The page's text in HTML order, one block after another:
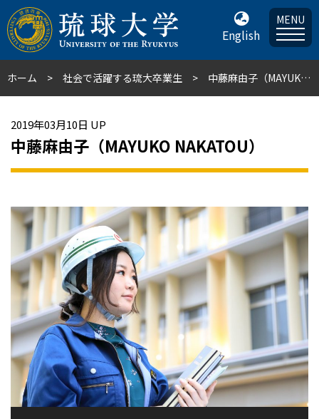
English
MENU
ホーム 社会で活躍する琉大卒業生 中藤麻由子（MAYUKO NAKATOU）
2019年03月10日 UP
中藤麻由子（MAYUKO NAKATOU）